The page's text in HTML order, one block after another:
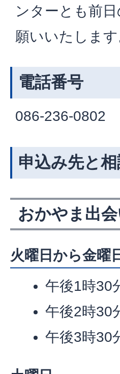
ンターとも前
願いいたします
電話番号
086-236-0802
申込み先と相
おかやま出
火曜日から金曜
午後1時30
午後2時30
午後3時30